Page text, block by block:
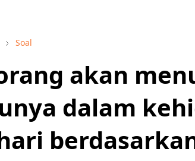
Soal
akan
dalam